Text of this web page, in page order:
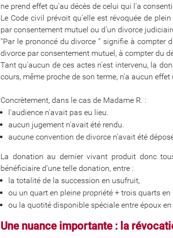
ne prend effet qu'au décès de celui qui l'a
Le Code civil prévoit qu'elle est révoquée de
par consentement mutuel ou d'un divorce
"Par le prononcé du divorce " signifie à compter
divorce par consentement mutuel, à compter du
Tant qu'aucun de ces actes n'est intervenu, la
cours, même proche de son terme, n'a aucun
Concrètement, dans le cas de Madame R. :
l'audience n'avait pas eu lieu.
aucun jugement n'avait été rendu.
aucune convention de divorce n'avait été
La donation au dernier vivant produit donc
bénéficiaire d'une telle donation, entre :
la totalité de la succession en usufruit,
ou un quart en pleine propriété + trois quarts en
ou la quotité disponible spéciale entre époux
Une nuance importante : la